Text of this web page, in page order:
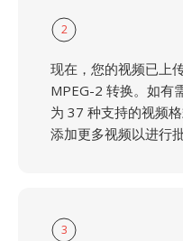
2
现在，您的视频已上
MPEG-2 转换。如有
为 37 种支持的视频
添加更多视频以进行
3